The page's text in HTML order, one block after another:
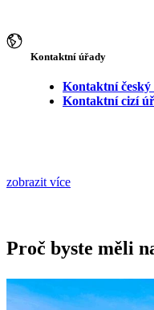
Kontaktní úřady
Kontaktní český
Kontaktní cizí
zobrazit více
Proč byste měli